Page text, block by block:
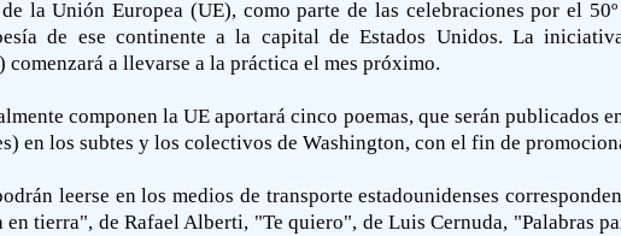
la Unión Europea (UE), como parte de las celebraciones por el
de ese continente a la capital de Estados Unidos. La
a llevarse a la práctica el mes próximo.
componen la UE aportará cinco poemas, que serán
en los subtes y los colectivos de Washington, con el fin de
leerse en los medios de transporte estadounidenses
tierra", de Rafael Alberti, "Te quiero", de Luis Cernuda, "Palabras